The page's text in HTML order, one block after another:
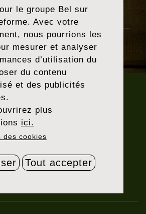
(4 PERSONNES)
®Ail & Herbes de
le groupe Bel sur
Avec votre
nous pourrions les
mesurer et analyser
d’utilisation du
du contenu
et des publicités
plus
ici.
des cookies
Tout accepter